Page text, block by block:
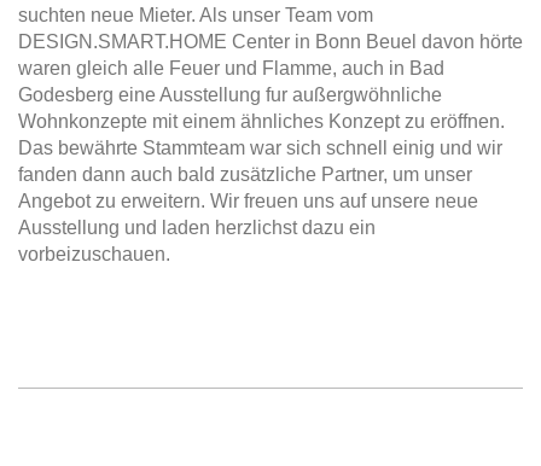
suchten neue Mieter. Als unser Team vom
DESIGN.SMART.HOME Center in Bonn Beuel davon hörte
waren gleich alle Feuer und Flamme, auch in Bad
Godesberg eine Ausstellung fur außergwöhnliche
Wohnkonzepte mit einem ähnliches Konzept zu eröffnen.
Das bewährte Stammteam war sich schnell einig und wir
fanden dann auch bald zusätzliche Partner, um unser
Angebot zu erweitern. Wir freuen uns auf unsere neue
Ausstellung und laden herzlichst dazu ein
vorbeizuschauen.